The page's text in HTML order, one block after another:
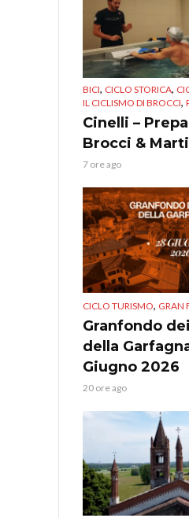
BICI, CICLO STORICA,
IL CICLISMO DI BROCCI,
Cinelli –
Brocci &
7 ore ago
CICLO TURISMO, GRAN
Granfondo
della
Giugno 2026
20 ore ago